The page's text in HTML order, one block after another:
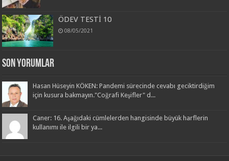
ÖDEV TESTİ 10
08/05/2021
Son Yorumlar
Hasan Hüseyin KÖKEN: Pandemi sürecinde cevabı geciktirdiğim
için kusura bakmayın."Coğrafi Keşifler" d...
Caner: 16. Aşağıdaki cümlelerden hangisinde büyük harflerin
kullanımı ile ilgili bir ya...